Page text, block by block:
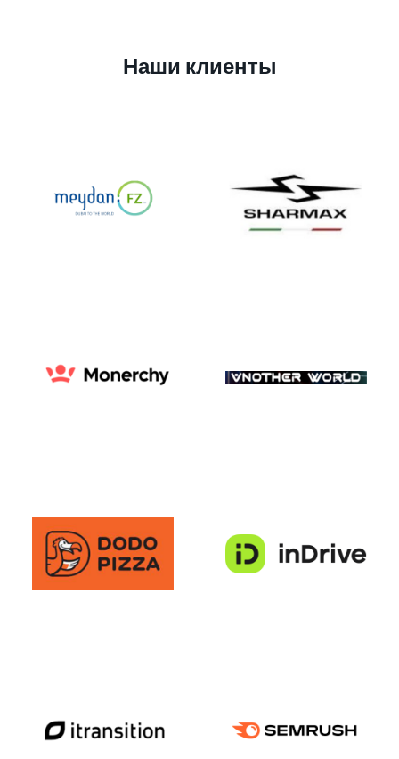
Наши клиенты